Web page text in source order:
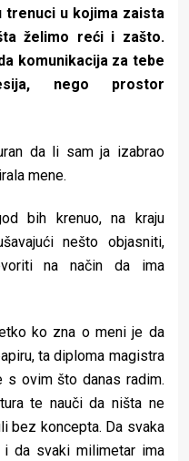
trenuci u kojima zaista
želimo reći i zašto.
komunikacija za tebe
nego prostor
da li sam ja izabrao
mene.
bih krenuo, na kraju
nešto objasniti,
na način da ima
ko zna o meni je da
ta diploma magistra
s ovim što danas radim.
te nauči da ništa ne
bez koncepta. Da svaka
da svaki milimetar ima